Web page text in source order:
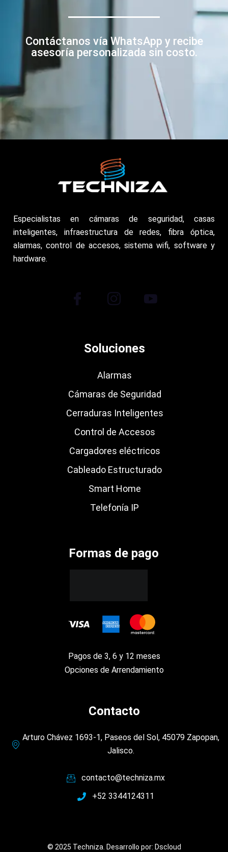
Contáctanos vía WhatsApp y recibe
asesoría personalizada sin costo.
Especialistas en cámaras de seguridad, casas
inteligentes, infraestructura de redes, fibra óptica,
alarmas, control de accesos, sistema wifi, software y
hardware.
Soluciones
Alarmas
Cámaras de Seguridad
Cerraduras Inteligentes
Control de Accesos
Cargadores eléctricos
Cableado Estructurado
Smart Home
Telefonía IP
Formas de pago
Pagos de 3, 6 y 12 meses
Opciones de Arrendamiento
Contacto
Arturo Chávez 1693-1, Paseos del Sol, 45079 Zapopan,
Jalisco.
contacto@techniza.mx
+52 3344124311
© 2025 Techniza. Desarrollo por: Dscloud